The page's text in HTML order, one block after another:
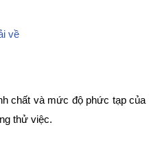
về
chất và mức độ phức tạp
thử việc.